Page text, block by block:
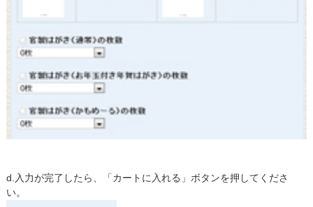
d.入力が完了したら、「カートに入れる」ボタンを押してくださ
い。